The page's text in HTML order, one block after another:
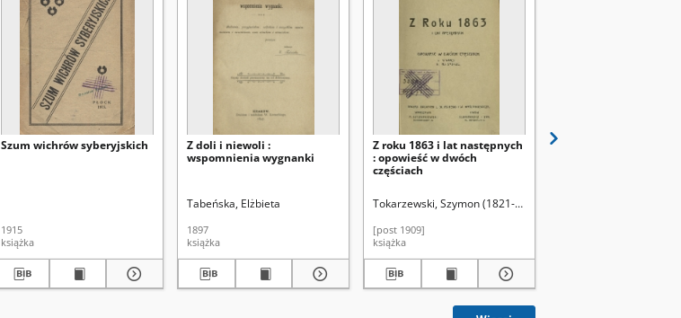
Szum wichrów syberyjskich
1915
książka
Z doli i niewoli :
wspomnienia wygnanki
Tabeńska, Elżbieta
1897
książka
Z roku 1863 i lat następnych
: opowieść w dwóch
częściach
Tokarzewski, Szymon (1821-1900)
[post 1909]
książka